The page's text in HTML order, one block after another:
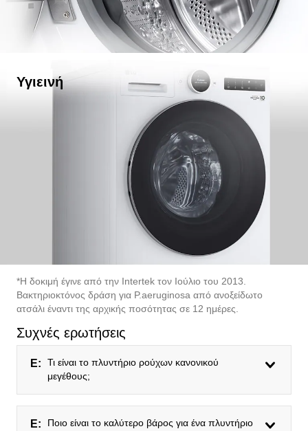
Υγιεινή
*Η δοκιμή έγινε από την Intertek τον Ιούλιο του 2013.
Βακτηριοκτόνος δράση για P.aeruginosa από ανοξείδωτο
ατσάλι έναντι της αρχικής ποσότητας σε 12 ημέρες.
Συχνές ερωτήσεις
Ε:
Τι είναι το πλυντήριο ρούχων κανονικού
μεγέθους;
Ε:
Ποιο είναι το καλύτερο βάρος για ένα πλυντήριο